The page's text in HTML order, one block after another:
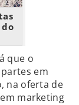
que o
em
na oferta de
marketing